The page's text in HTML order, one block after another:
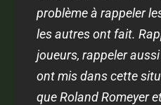
problème à rappeler
les autres ont fait.
joueurs, rappeler
ont mis dans cette
que Roland Romeyer